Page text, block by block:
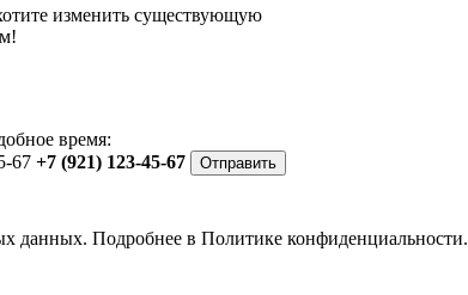
изменить существующую
время:
67 +7 (921) 123-45-67 Отправить
данных. Подробнее в Политике конфиденциальности.